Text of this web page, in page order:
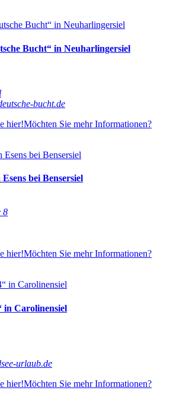
Bucht“ in Neuharlingersiel
bucht.de
hier!Möchten Sie mehr Informationen?
bei Bensersiel
8
hier!Möchten Sie mehr Informationen?
in Carolinensiel
urlaub.de
hier!Möchten Sie mehr Informationen?